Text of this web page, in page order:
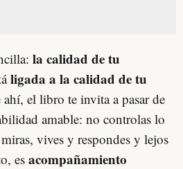
la calidad de tu
ligada a la calidad de tu
el libro te invita a pasar de
amable: no controlas lo
vives y respondes y lejos
es acompañamiento